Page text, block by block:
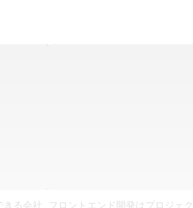
る会社 フロントエンド開発はプロジェ